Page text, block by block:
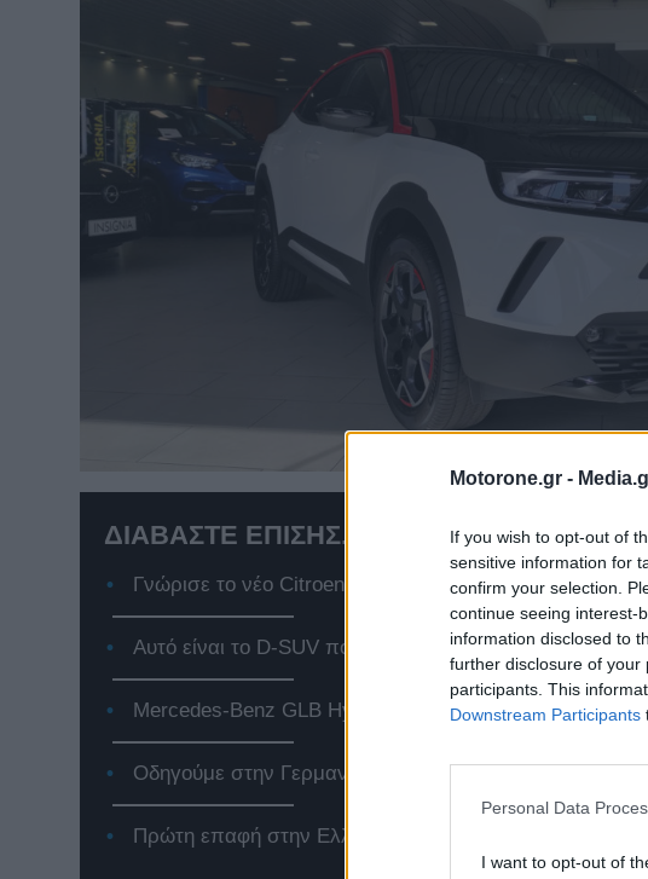
Motorone.gr -
If you wish to opt-out of
sensitive information for
confirm your selection.
continue seeing interest-
information disclosed to
further disclosure of your
participants. This
Downstream Participants
Personal Data
I want to opt-out of
ΔΙΑΒΑΣΤΕ ΕΠΙΣΗΣ...
Γνώρισε το νέο Citroen e-C3, το αμιγώς ηλεκτρικό
Αυτό είναι το D-SUV που αλλάζει τα δεδομένα στην
Mercedes-Benz GLB Hybrid: Το premium SUV που
Οδηγούμε στην Γερμανία το Jeep Compass 4xe
Πρώτη επαφή στην Ελλάδα με το νέο Renault Twingo E-